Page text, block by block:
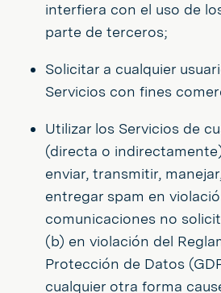
interfiera con el uso de
parte de terceros;
Solicitar a cualquier
Servicios con fines
Utilizar los Servicios de
(directa o
enviar, transmitir,
entregar spam en
comunicaciones no
(b) en violación del
Protección de Datos
cualquier otra forma